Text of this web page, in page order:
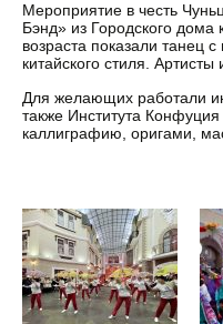
Мероприятие в честь
Бэнд» из Городского
возраста показали танец
китайского стиля.
Для желающих работали
также Института
каллиграфию, оригами,